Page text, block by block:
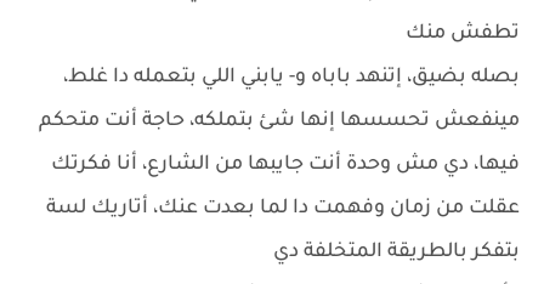
تطفش منك
بصله بضيق، إتنهد باباه و- يابني اللي بتعمله دا غلط،
مينفعش تحسسها إنها شئ بتملكه، حاجة أنت متحكم
فيها، دي مش وحدة أنت جايبها من الشارع، أنا فكرتك
عقلت من زمان وفهمت دا لما بعدت عنك، أتاريك لسة
بتفكر بالطريقة المتخلفة دي